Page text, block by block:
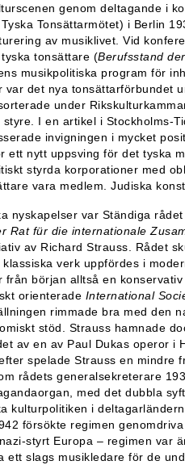
genom deltagande i
Tonsättarmötet) i Berlin
av musiklivet. Vid
tonsättare (Berufsstand
musikpolitiska program för
var det nya tonsättarförbundet
under
I en artikel i Stockholms-
invigningen i mycket
ett nytt uppsving för det tyska
styrda korporationer med
vara medlem. Judiska
nyskapelser var Ständiga
Rat für die internationale
av Richard Strauss. Rådet
verk uppfördes i
från början alltså en
orienterade International
rimmade bra med den
stöd. Strauss hamnade
av en av Paul Dukas operor i
spelade Strauss en mindre
rådets generalsekreterare
med det dubbla
kulturpolitiken i
försökte regimen
styrt Europa – regimen var
ett slags musikledare för de